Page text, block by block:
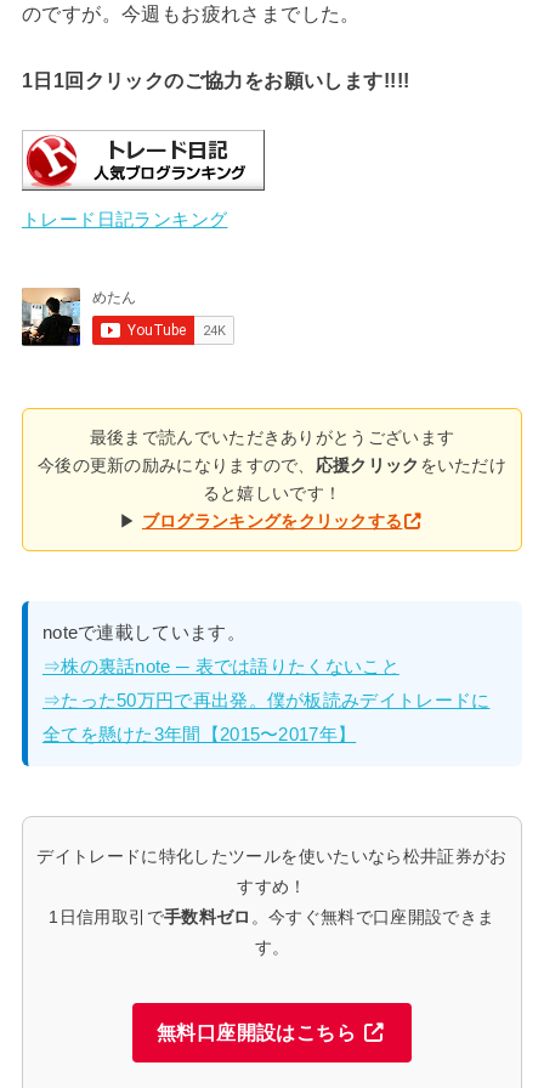
のですが。今週もお疲れさまでした。
1日1回クリックのご協力をお願いします!!!!
トレード日記ランキング
最後まで読んでいただきありがとうございます
今後の更新の励みになりますので、 応援クリック をいただけ
ると嬉しいです！
▶ ブログランキングをクリックする
noteで連載しています。
⇒株の裏話note ─ 表では語りたくないこと
⇒たった50万円で再出発。僕が板読みデイトレードに
全てを懸けた3年間【2015〜2017年】
デイトレードに特化したツールを使いたいなら松井証券がお
すすめ！
1日信用取引で手数料ゼロ 。今すぐ無料で口座開設できま
す。
無料口座開設はこちら